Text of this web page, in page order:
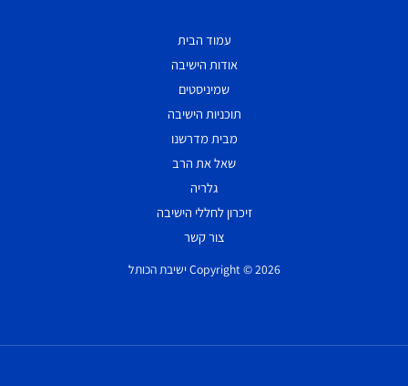
עמוד הבית
אודות הישיבה
שמיניסטים
תוכניות הישיבה
מבית מדרשנו
שאל את הרב
גלריה
זיכרון לחללי הישיבה
צור קשר
Copyright © 2026 ישיבת הכותל